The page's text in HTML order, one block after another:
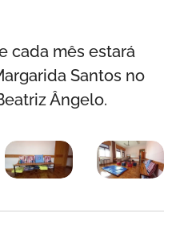
cada mês estará
Santos no
Ângelo.